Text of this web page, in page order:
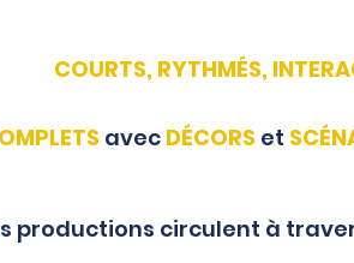
COURTS, RYTHMÉS,
avec DÉCORS et
productions circulent à